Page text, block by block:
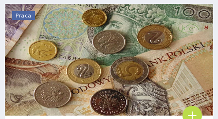
Praca